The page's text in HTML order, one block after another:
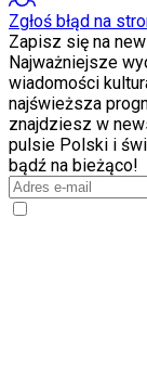
Nostalgia
Wtedy
Silver
Ogród
Gotowanie
Zgłoś błąd na
Zapisz się na
Najważniejsze
wiadomości
najświeższa
znajdziesz w
pulsie Polski i
bądź na bieżąco!